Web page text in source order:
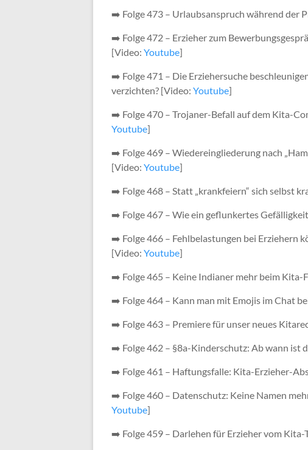
➡️ Folge 473 – Urlaubsanspruch während der
➡️ Folge 472 – Erzieher zum
[Video: Youtube]
➡️ Folge 471 – Die Erziehersuche
verzichten? [Video: Youtube]
➡️ Folge 470 – Trojaner-Befall auf dem Kita-
Youtube]
➡️ Folge 469 – Wiedereingliederung nach
[Video: Youtube]
➡️ Folge 468 – Statt „krankfeiern“ sich selbst
➡️ Folge 467 – Wie ein geflunkertes
➡️ Folge 466 – Fehlbelastungen bei Erziehern
[Video: Youtube]
➡️ Folge 465 – Keine Indianer mehr beim Kita-
➡️ Folge 464 – Kann man mit Emojis im Chat
➡️ Folge 463 – Premiere für unser neues
➡️ Folge 462 – §8a-Kinderschutz: Ab wann ist
➡️ Folge 461 – Haftungsfalle: Kita-Erzieher-
➡️ Folge 460 – Datenschutz: Keine Namen
Youtube]
➡️ Folge 459 – Darlehen für Erzieher vom Kita-